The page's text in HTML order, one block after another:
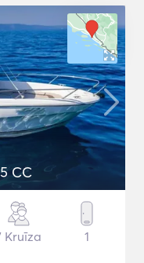
CC
Kruīza 1